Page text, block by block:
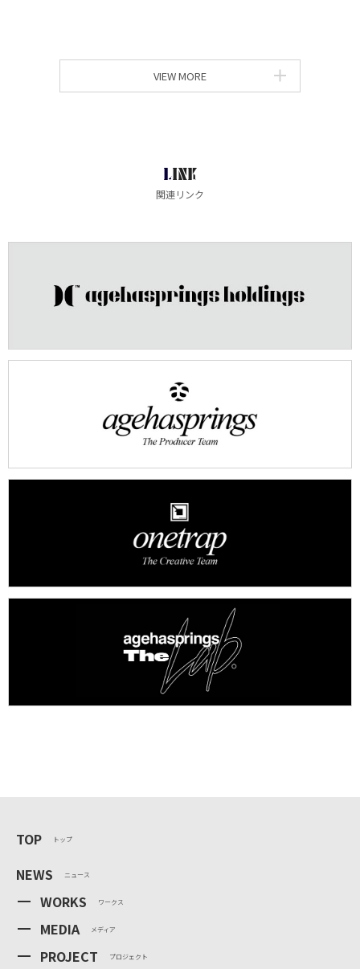
VIEW MORE
LINK
関連リンク
TOP トップ
NEWS ニュース
WORKS ワークス
MEDIA メディア
PROJECT プロジェクト